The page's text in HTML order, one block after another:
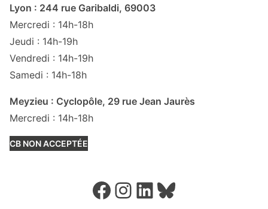
Lyon : 244 rue Garibaldi, 69003
Mercredi : 14h-18h
Jeudi : 14h-19h
Vendredi : 14h-19h
Samedi : 14h-18h
Meyzieu : Cyclopôle, 29 rue Jean Jaurès
Mercredi : 14h-18h
CB NON ACCEPTÉE
Facebook Instagram LinkedIn Bluesky